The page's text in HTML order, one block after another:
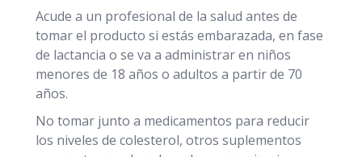
Acude a un profesional de la salud antes de
tomar el producto si estás embarazada, en fase
de lactancia o se va a administrar en niños
menores de 18 años o adultos a partir de 70
años.
No tomar junto a medicamentos para reducir
los niveles de colesterol, otros suplementos